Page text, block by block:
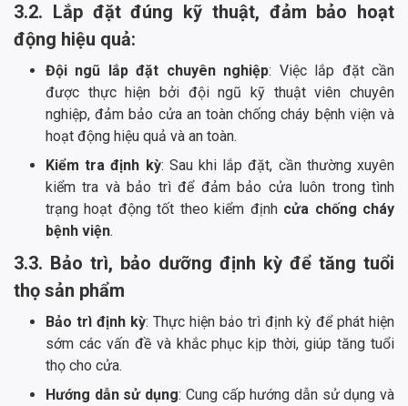
3.2. Lắp đặt đúng kỹ thuật, đảm bảo hoạt
động hiệu quả:
Đội ngũ lắp đặt chuyên nghiệp: Việc lắp đặt cần
được thực hiện bởi đội ngũ kỹ thuật viên chuyên
nghiệp, đảm bảo cửa an toàn chống cháy bệnh viện và
hoạt động hiệu quả và an toàn.
Kiểm tra định kỳ: Sau khi lắp đặt, cần thường xuyên
kiểm tra và bảo trì để đảm bảo cửa luôn trong tình
trạng hoạt động tốt theo kiểm định cửa chống cháy
bệnh viện.
3.3. Bảo trì, bảo dưỡng định kỳ để tăng tuổi
thọ sản phẩm
Bảo trì định kỳ: Thực hiện bảo trì định kỳ để phát hiện
sớm các vấn đề và khắc phục kịp thời, giúp tăng tuổi
thọ cho cửa.
Hướng dẫn sử dụng: Cung cấp hướng dẫn sử dụng và